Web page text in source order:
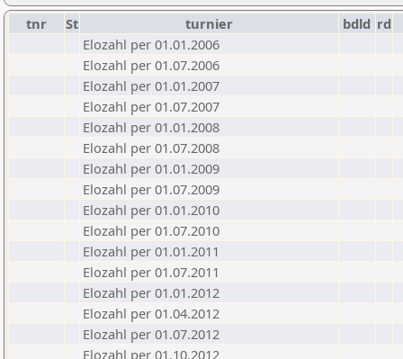
tnr St turnier bdld rd
Elozahl per 01.01.2006
Elozahl per 01.07.2006
Elozahl per 01.01.2007
Elozahl per 01.07.2007
Elozahl per 01.01.2008
Elozahl per 01.07.2008
Elozahl per 01.01.2009
Elozahl per 01.07.2009
Elozahl per 01.01.2010
Elozahl per 01.07.2010
Elozahl per 01.01.2011
Elozahl per 01.07.2011
Elozahl per 01.01.2012
Elozahl per 01.04.2012
Elozahl per 01.07.2012
Elozahl per 01.10.2012